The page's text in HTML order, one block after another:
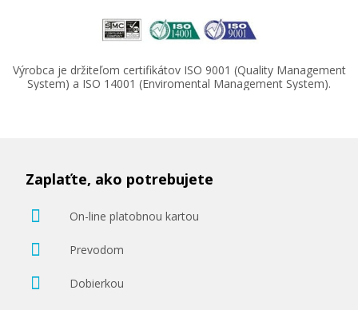
80,90 €
Pridať do košíka
Výrobca je držiteľom certifikátov ISO 9001 (Quality Management
System) a ISO 14001 (Enviromental Management System).
Zaplaťte, ako potrebujete
On-line platobnou kartou
Prevodom
Dobierkou